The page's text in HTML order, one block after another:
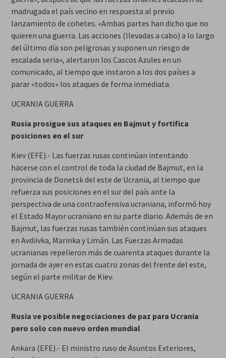
madrugada el país vecino en respuesta al previo
lanzamiento de cohetes. «Ambas partes han dicho que no
quieren una guerra. Las acciones (llevadas a cabo) a lo largo
del último día son peligrosas y suponen un riesgo de
escalada seria», alertaron los Cascos Azules en un
comunicado, al tiempo que instaron a los dos países a
parar «todos» los ataques de forma inmediata.
UCRANIA GUERRA
Rusia prosigue sus ataques en Bajmut y fortifica
posiciones en el sur
Kiev (EFE).- Las fuerzas rusas continúan intentando
hacerse con el control de toda la ciudad de Bajmut, en la
provincia de Donetsk del este de Ucrania, al tiempo que
refuerza sus posiciones en el sur del país ante la
perspectiva de una contraofensiva ucraniana, informó hoy
el Estado Mayor ucraniano en su parte diario. Además de en
Bajmut, las fuerzas rusas también continúan sus ataques
en Avdiivka, Marinka y Limán. Las Fuerzas Armadas
ucranianas repelieron más de cuarenta ataques durante la
jornada de ayer en estas cuatro zonas del frente del este,
según el parte militar de Kiev.
UCRANIA GUERRA
Rusia ve posible negociaciones de paz para Ucrania
pero solo con nuevo orden mundial
Ankara (EFE).- El ministro ruso de Asuntos Exteriores,